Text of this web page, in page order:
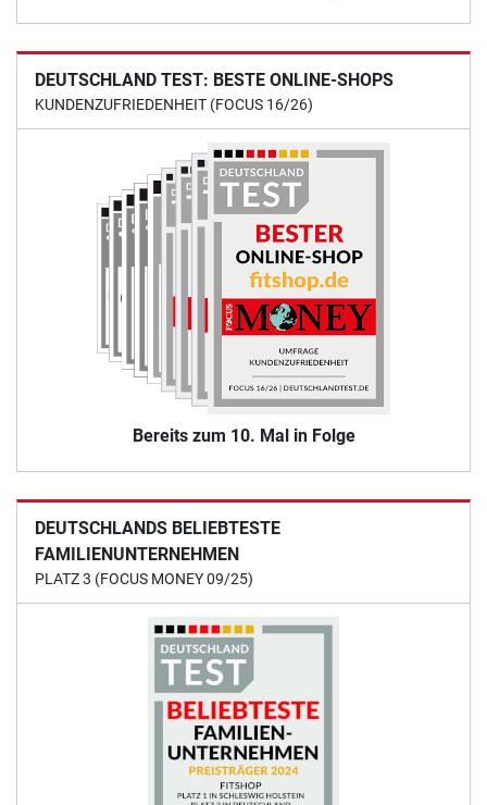
DEUTSCHLAND TEST: BESTE ONLINE-SHOPS
KUNDENZUFRIEDENHEIT (FOCUS 16/26)
Bereits zum 10. Mal in Folge
DEUTSCHLANDS BELIEBTESTE
FAMILIENUNTERNEHMEN
PLATZ 3 (FOCUS MONEY 09/25)